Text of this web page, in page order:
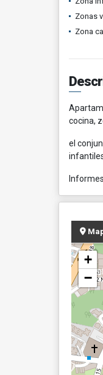
Zonas
Zona
cocina,
el
+
−